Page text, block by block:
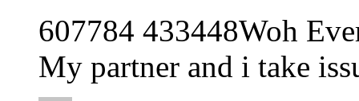
607784 433448Woh
My partner and i take